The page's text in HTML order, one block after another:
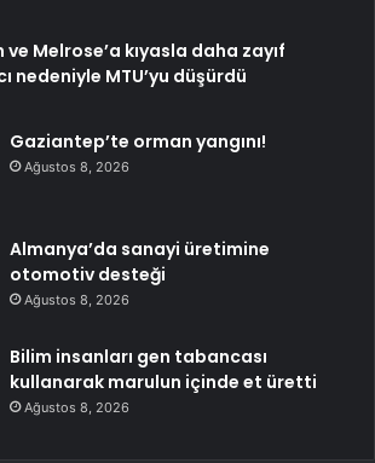
Melrose’a kıyasla daha zayıf
nedeniyle MTU’yu düşürdü
Gaziantep’te orman yangını!
Ağustos 8, 2026
Almanya’da sanayi üretimine
otomotiv desteği
Ağustos 8, 2026
Bilim insanları gen tabancası
kullanarak marulun içinde et üretti
Ağustos 8, 2026